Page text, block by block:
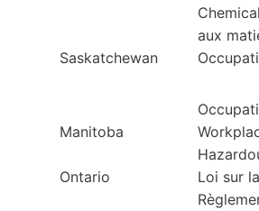
aux
Saskatchewan
Manitoba
Ontario
Loi sur